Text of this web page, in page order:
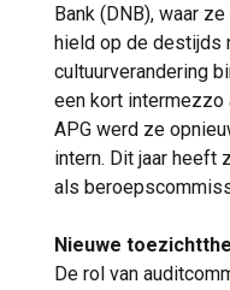
Bank (DNB), waar
hield op de destijds
cultuurverandering
een kort
APG werd ze
intern. Dit jaar heeft
als
Nieuwe
De rol van